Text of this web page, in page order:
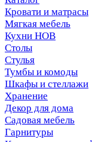
Кровати и матрасы
Мягкая мебель
Кухни НОВ
Столы
Стулья
Тумбы и комоды
Шкафы и стеллажи
Хранение
Декор для дома
Садовая мебель
Гарнитуры